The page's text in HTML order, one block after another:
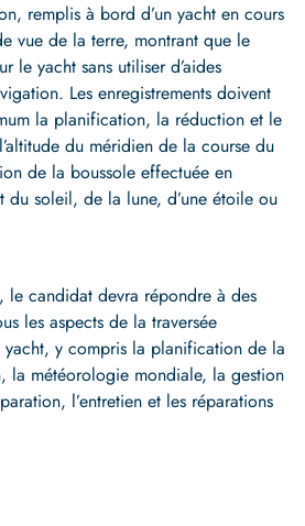
remplis à bord d’un yacht en cours
vue de la terre, montrant que le
le yacht sans utiliser d’aides
Les enregistrements doivent
la planification, la réduction et le
du méridien de la course du
de la boussole effectuée en
du soleil, de la lune, d’une étoile ou
le candidat devra répondre à des
les aspects de la traversée
yacht, y compris la planification de la
la météorologie mondiale, la gestion
l’entretien et les réparations